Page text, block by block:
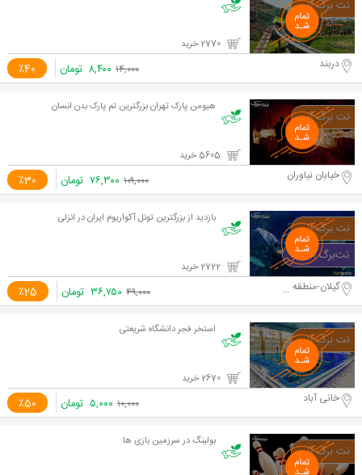
٪40 دربند ۱۴,۰۰۰ ۸,۴۰۰ تومان
هیومن پارک تهران بزرگترین تم پارک بدن انسان
٪30 خیابان نیاوران ۱۰۹,۰۰۰ ۷۶,۳۰۰ تومان
بازدید از بزرگترین تونل آکواریوم ایران در انزلی
٪25 گیلان-منطقه آزاد انزلی ۴۹,۰۰۰ ۳۶,۷۵۰ تومان
استخر فجر دانشگاه شریعتی
٪50 خانی آباد ۱۰,۰۰۰ ۵,۰۰۰ تومان
بولینگ در سرزمین بازی ها